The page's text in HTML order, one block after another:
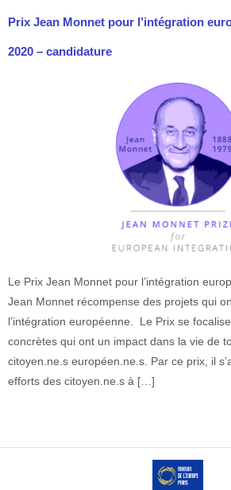
Prix Jean Monnet pour l’intégration
2020 – candidature
Le Prix Jean Monnet pour l’intégration
Jean Monnet récompense des projets qui
l’intégration européenne. Le Prix se
concrètes qui ont un impact dans la vie de
citoyen.ne.s européen.ne.s. Par ce prix, il
efforts des citoyen.ne.s à […]